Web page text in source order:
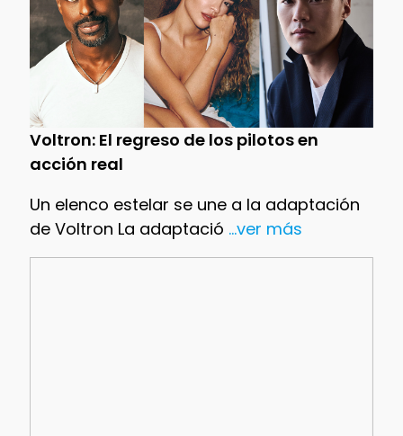
Voltron: El regreso de los pilotos en
acción real
Un elenco estelar se une a la adaptación
de Voltron La adaptació ...ver más